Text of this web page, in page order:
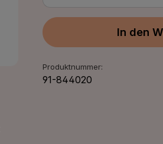
In den
Produktnummer:
91-844020